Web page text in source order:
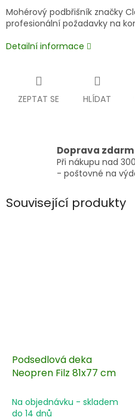
Mohérový podbřišník značky
profesionální požadavky na
Detailní informace
ZEPTAT SE HLÍDAT
Doprava
Při nákupu nad
- poštovné na
Související produkty
Podsedlová deka
Neopren Filz 81x77 cm
Na objednávku - skladem
do 14 dnů